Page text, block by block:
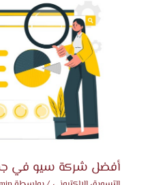
أفضل شركة سيو في